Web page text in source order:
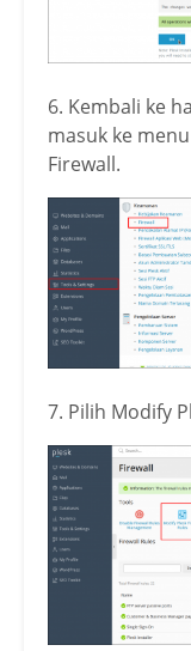
6. Kembali ke
masuk ke
Firewall.
7. Pilih Modify